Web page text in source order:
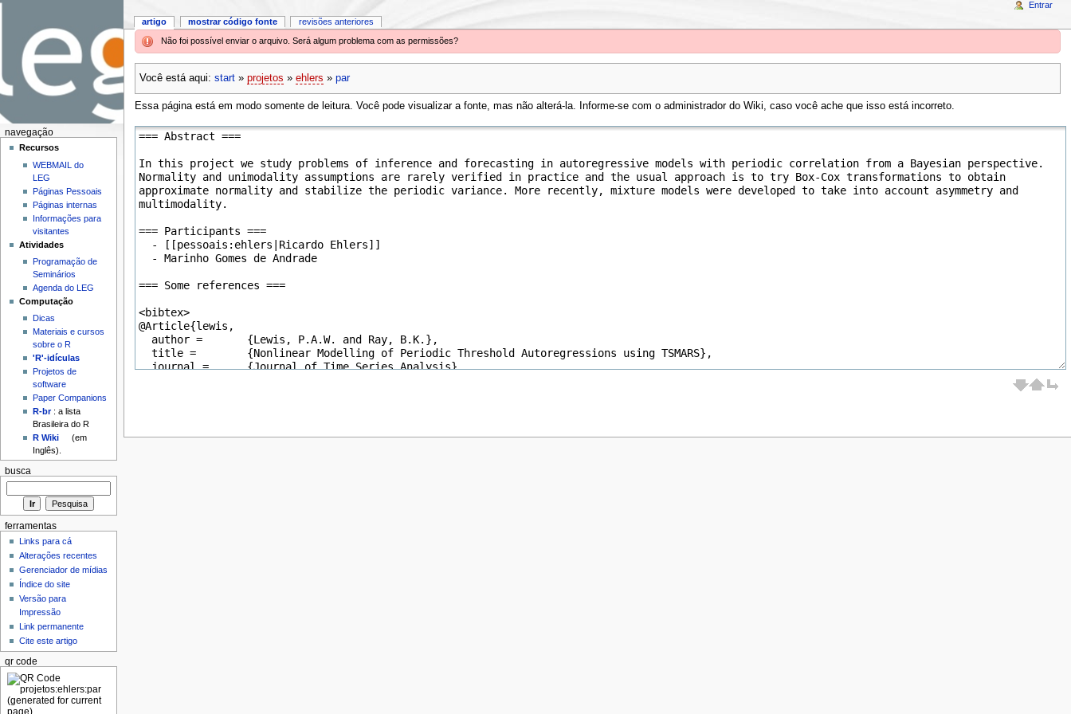
Não foi possível enviar o arquivo. Será algum problema com as permissões?
Você está aqui: start» projetos » ehlers » par
Essa página está em modo somente de leitura. Você pode visualizar a fonte, mas não alterá-la. Informe-se com o administrador do Wiki, caso você ache que isso está incorreto.
artigo mostrar código fonte revisões anteriores
Entrar
navegação
Recursos
WEBMAIL do
LEG
Páginas Pessoais
Páginas internas
Informações para
visitantes
Atividades
Programação de
Seminários
Agenda do LEG
Computação
Dicas
Materiais e cursos
sobre o R
'R'-idículas
Projetos de
software
Paper Companions
R-br: a lista
Brasileira do R
R Wiki
(em
Inglês).
busca
ferramentas
Links para cá
Alterações recentes
Gerenciador de mídias
Índice do site
Versão para
Impressão
Link permanente
Cite este artigo
qr code